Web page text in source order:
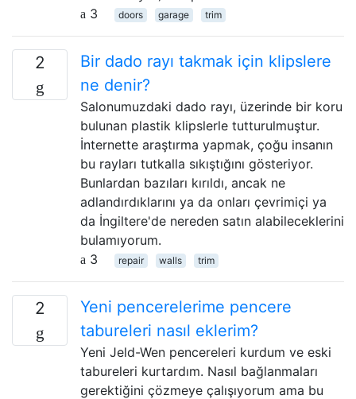
3
doors garage trim
2
Bir dado rayı takmak için klipslere
ne denir?
Salonumuzdaki dado rayı, üzerinde bir koru
bulunan plastik klipslerle tutturulmuştur.
İnternette araştırma yapmak, çoğu insanın
bu rayları tutkalla sıkıştığını gösteriyor.
Bunlardan bazıları kırıldı, ancak ne
adlandırdıklarını ya da onları çevrimiçi ya
da İngiltere'de nereden satın alabileceklerini
bulamıyorum.
3
repair walls trim
2
Yeni pencerelerime pencere
tabureleri nasıl eklerim?
Yeni Jeld-Wen pencereleri kurdum ve eski
tabureleri kurtardım. Nasıl bağlanmaları
gerektiğini çözmeye çalışıyorum ama bu